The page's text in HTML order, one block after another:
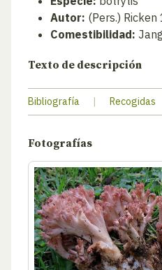
Autor: (Pers.) Ricken
Comestibilidad:
Texto de descripción
Bibliografía | Recogidas
Fotografías